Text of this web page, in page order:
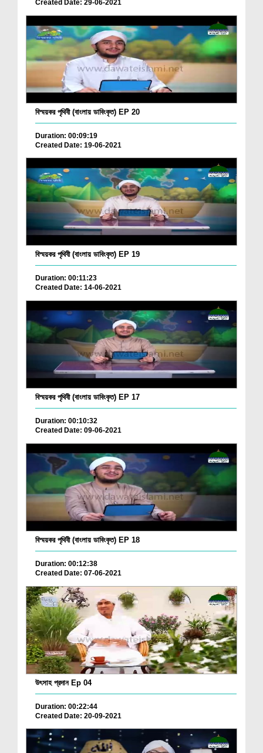
Created Date: 29-06-2021
বিস্ময়কর পৃথিবী (বাংলায় ডাবিংকৃত) EP 20
Duration: 00:09:19
Created Date: 19-06-2021
বিস্ময়কর পৃথিবী (বাংলায় ডাবিংকৃত) EP 19
Duration: 00:11:23
Created Date: 14-06-2021
বিস্ময়কর পৃথিবী (বাংলায় ডাবিংকৃত) EP 17
Duration: 00:10:32
Created Date: 09-06-2021
বিস্ময়কর পৃথিবী (বাংলায় ডাবিংকৃত) EP 18
Duration: 00:12:38
Created Date: 07-06-2021
উৎসাহ প্রদান Ep 04
Duration: 00:22:44
Created Date: 20-09-2021